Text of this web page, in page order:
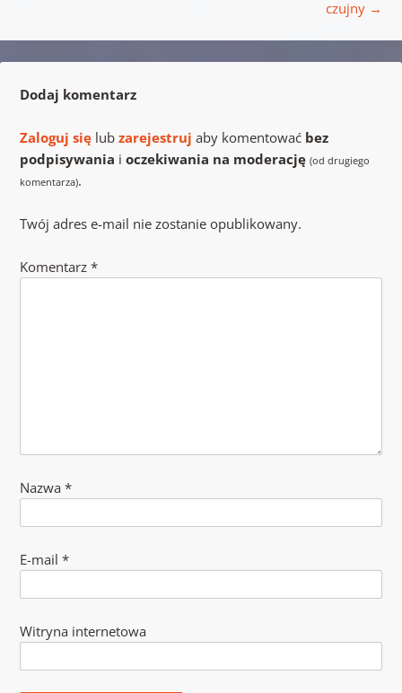
czujny →
Dodaj komentarz
Zaloguj sięlub zarejestruj aby komentować bez
podpisywania i oczekiwania na moderację (od drugiego
komentarza).
Twój adres e-mail nie zostanie opublikowany.
Komentarz *
Nazwa *
E-mail *
Witryna internetowa